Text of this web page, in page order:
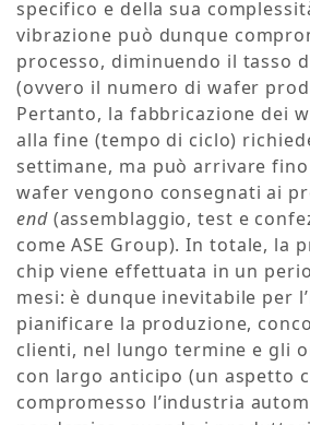
specifico e della sua
vibrazione può dunque
processo, diminuendo il tasso
(ovvero il numero di wafer
Pertanto, la fabbricazione dei
alla fine (tempo di ciclo)
settimane, ma può arrivare
wafer vengono consegnati ai
end(assemblaggio, test e
come ASE Group). In totale, la
chip viene effettuata in un
mesi: è dunque inevitabile per
pianificare la produzione,
clienti, nel lungo termine e gli
con largo anticipo (un aspetto
compromesso l’industria